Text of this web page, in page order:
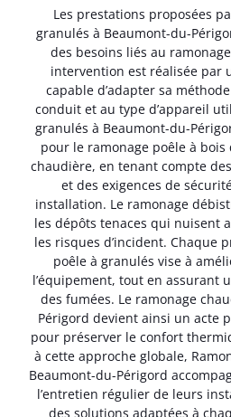
Les prestations proposées
granulés à Beaumont-du-
des besoins liés au
intervention est réalisée par
capable d’adapter sa
conduit et au type d’appareil
granulés à Beaumont-du-
pour le ramonage poêle à
chaudière, en tenant compte
et des exigences de
installation. Le ramonage
les dépôts tenaces qui nuisent
les risques d’incident. Chaque
poêle à granulés vise à
l’équipement, tout en assurant
des fumées. Le ramonage
Périgord devient ainsi un acte
pour préserver le confort
à cette approche globale,
Beaumont-du-Périgord
l’entretien régulier de leurs
des solutions adaptées à